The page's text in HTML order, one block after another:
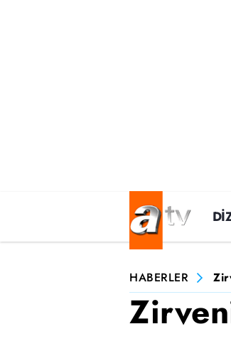
HABERLER